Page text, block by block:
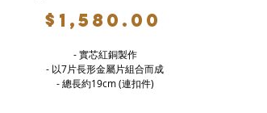
$1,580.00
- 實芯紅銅製作
- 以7片長形金屬片組合而成
- 總長約19cm (連扣件)